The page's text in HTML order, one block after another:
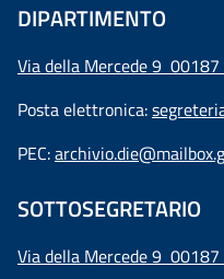
DIPARTIMENTO
Via della Mercede 9 00187
Posta elettronica:
PEC:
SOTTOSEGRETARIO
Via della Mercede 9 00187